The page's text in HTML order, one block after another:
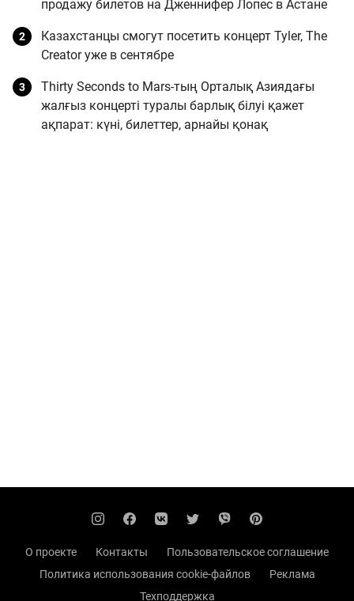
продажу билетов на Дженнифер Лопес в Астане
Казахстанцы смогут посетить концерт Tyler, The
Creator уже в сентябре
Thirty Seconds to Mars-тың Орталық Азиядағы
жалғыз концерті туралы барлық білуі қажет
ақпарат: күні, билеттер, арнайы қонақ
О проекте Контакты
Пользовательское соглашение
Политика использования cookie-файлов
Реклама
Техподдержка